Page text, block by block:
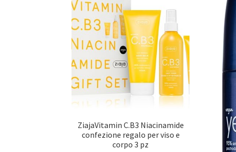
ZiajaVitamin C.B3 Niacinamide
confezione regalo per viso e
corpo 3 pz